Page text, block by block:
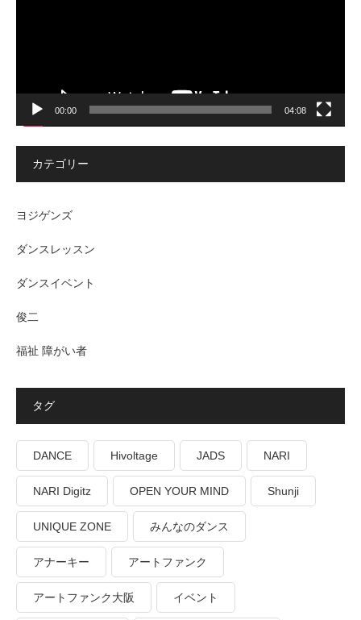
00:00 04:08
カテゴリー
ヨジゲンズ
ダンスレッスン
ダンスイベント
俊二
福祉 障がい者
タグ
DANCE Hivoltage JADS NARI
NARI Digitz OPEN YOUR MIND Shunji
UNIQUE ZONE みんなのダンス
アナーキー アートファンク
アートファンク大阪 イベント